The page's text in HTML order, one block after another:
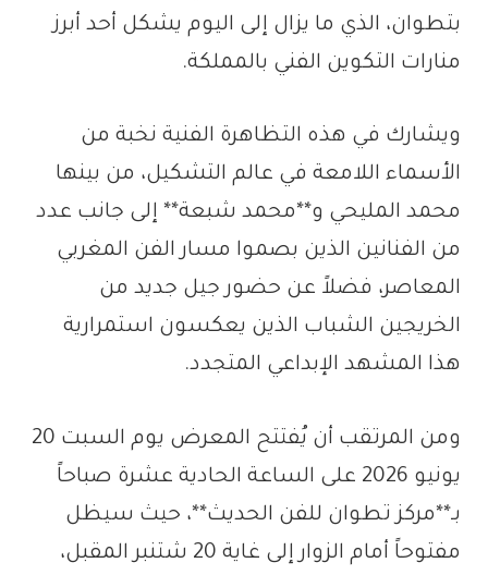
بتطوان، الذي ما يزال إلى اليوم يشكل أحد أبرز
منارات التكوين الفني بالمملكة.
ويشارك في هذه التظاهرة الفنية نخبة من
الأسماء اللامعة في عالم التشكيل، من بينها
محمد المليحي و**محمد شبعة** إلى جانب عدد
من الفنانين الذين بصموا مسار الفن المغربي
المعاصر، فضلاً عن حضور جيل جديد من
الخريجين الشباب الذين يعكسون استمرارية
هذا المشهد الإبداعي المتجدد.
ومن المرتقب أن يُفتتح المعرض يوم السبت 20
يونيو 2026 على الساعة الحادية عشرة صباحاً
بـ**مركز تطوان للفن الحديث**، حيث سيظل
مفتوحاً أمام الزوار إلى غاية 20 شتنبر المقبل،